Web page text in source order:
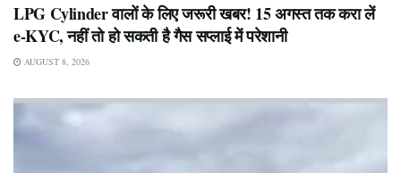
LPG Cylinder वालों के लिए जरूरी खबर! 15 अगस्त तक करा लें
e-KYC, नहीं तो हो सकती है गैस सप्लाई में परेशानी
AUGUST 8, 2026